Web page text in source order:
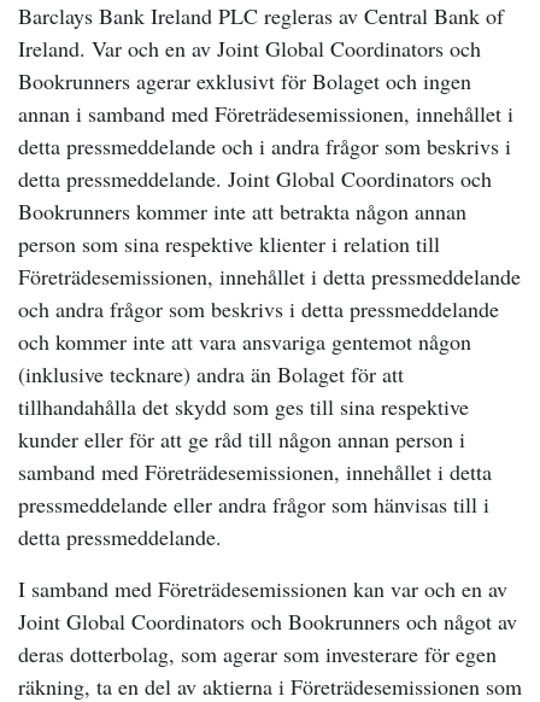
Barclays Bank Ireland PLC regleras av Central Bank of
Ireland. Var och en av Joint Global Coordinators och
Bookrunners agerar exklusivt för Bolaget och ingen
annan i samband med Företrädesemissionen, innehållet i
detta pressmeddelande och i andra frågor som beskrivs i
detta pressmeddelande. Joint Global Coordinators och
Bookrunners kommer inte att betrakta någon annan
person som sina respektive klienter i relation till
Företrädesemissionen, innehållet i detta pressmeddelande
och andra frågor som beskrivs i detta pressmeddelande
och kommer inte att vara ansvariga gentemot någon
(inklusive tecknare) andra än Bolaget för att
tillhandahålla det skydd som ges till sina respektive
kunder eller för att ge råd till någon annan person i
samband med Företrädesemissionen, innehållet i detta
pressmeddelande eller andra frågor som hänvisas till i
detta pressmeddelande.
I samband med Företrädesemissionen kan var och en av
Joint Global Coordinators och Bookrunners och något av
deras dotterbolag, som agerar som investerare för egen
räkning, ta en del av aktierna i Företrädesemissionen som